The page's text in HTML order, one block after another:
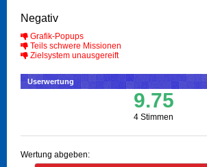
Negativ
Grafik-Popups
Teils schwere Missionen
Zielsystem unausgereift
Userwertung
9.75
4 Stimmen
Wertung abgeben: